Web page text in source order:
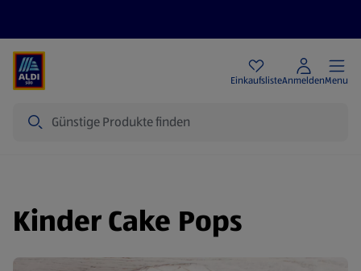
EinkaufslisteAnmeldenMenu
Kinder Cake Pops